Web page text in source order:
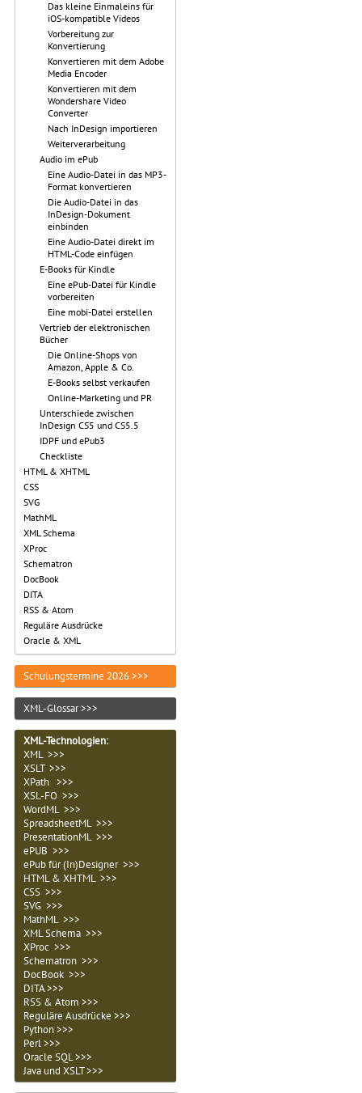
Das kleine Einmaleins für
iOS-kompatible Videos
Vorbereitung zur
Konvertierung
Konvertieren mit dem Adobe
Media Encoder
Konvertieren mit dem
Wondershare Video
Converter
Nach InDesign importieren
Weiterverarbeitung
Audio im ePub
Eine Audio-Datei in das MP3-
Format konvertieren
Die Audio-Datei in das
InDesign-Dokument
einbinden
Eine Audio-Datei direkt im
HTML-Code einfügen
E-Books für Kindle
Eine ePub-Datei für Kindle
vorbereiten
Eine mobi-Datei erstellen
Vertrieb der elektronischen
Bücher
Die Online-Shops von
Amazon, Apple & Co.
E-Books selbst verkaufen
Online-Marketing und PR
Unterschiede zwischen
InDesign CS5 und CS5.5
IDPF und ePub3
Checkliste
HTML & XHTML
CSS
SVG
MathML
XML Schema
XProc
Schematron
DocBook
DITA
RSS & Atom
Reguläre Ausdrücke
Oracle & XML
Schulungstermine 2026 >>>
XML-Glossar >>>
XML-Technologien:
XML >>>
XSLT >>>
XPath >>>
XSL-FO >>>
WordML >>>
SpreadsheetML >>>
PresentationML >>>
ePUB >>>
ePub für (In)Designer >>>
HTML & XHTML >>>
CSS >>>
SVG >>>
MathML >>>
XML Schema >>>
XProc >>>
Schematron >>>
DocBook >>>
DITA >>>
RSS & Atom >>>
Reguläre Ausdrücke >>>
Python >>>
Perl >>>
Oracle SQL >>>
Java und XSLT >>>